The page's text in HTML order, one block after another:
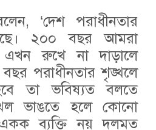
‘দেশ পরাধীনতার
২০০ বছর আমরা
এখন রুখে না দাড়ালে
পরাধীনতার শৃঙ্খলে
তা ভবিষ্যত বলতে
ভাঙতে হলে কোনো
ব্যক্তি নয় দলমত